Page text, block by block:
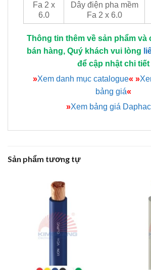
Fa 2 x
6.0
Dây điện pha mềm
Fa 2 x 6.0
Thông tin thêm về sản phẩm
bán hàng, Quý khách vui lòng
để cập nhật chi tiết
»Xem danh mục catalogue« »
bảng giá«
»Xem bảng giá
Sản phẩm tương tự